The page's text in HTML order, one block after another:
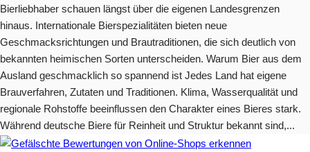
Bierliebhaber schauen längst über die eigenen Landesgrenzen
hinaus. Internationale Bierspezialitäten bieten neue
Geschmacksrichtungen und Brautraditionen, die sich deutlich von
bekannten heimischen Sorten unterscheiden. Warum Bier aus dem
Ausland geschmacklich so spannend ist Jedes Land hat eigene
Brauverfahren, Zutaten und Traditionen. Klima, Wasserqualität und
regionale Rohstoffe beeinflussen den Charakter eines Bieres stark.
Während deutsche Biere für Reinheit und Struktur bekannt sind,...